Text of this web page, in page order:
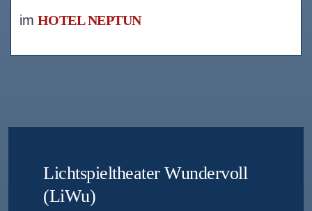
im HOTEL NEPTUN
Lichtspieltheater Wundervoll
(LiWu)